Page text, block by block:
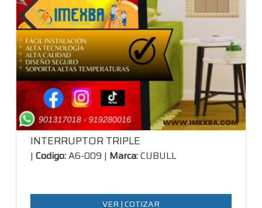
INTERRUPTOR TRIPLE
| Codigo:A6-009 | Marca:CUBULL